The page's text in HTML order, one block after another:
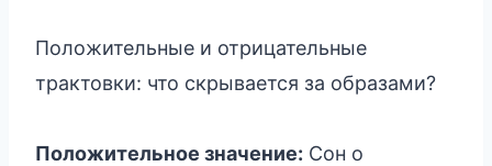
Положительные и отрицательные
трактовки: что скрывается за образами?
Положительное значение: Сон о